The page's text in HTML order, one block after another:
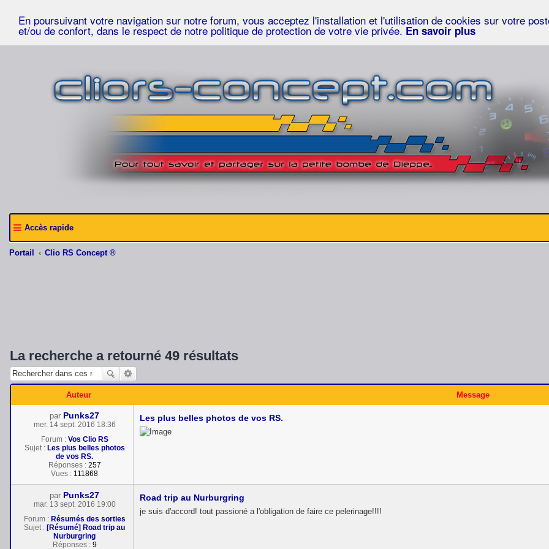
En poursuivant votre navigation sur notre forum, vous acceptez l'installation et l'utilisation de cookies sur votre
et/ou de confort, dans le respect de notre politique de protection de votre vie privée. En savoir plus
Accès rapide
Portail Clio RS Concept ®
La recherche a retourné 49 résultats
Auteur Message
par Punks27
mer. 14 sept. 2016 18:36
Forum : Vos Clio RS
Sujet : Les plus belles photos
de vos RS.
Réponses : 257
Vues : 111868
Les plus belles photos de vos RS.
par Punks27
mar. 13 sept. 2016 19:00
Forum : Résumés des sorties
Sujet : [Résumé] Road trip au
Nurburgring
Réponses : 9
Road trip au Nurburgring
je suis d'accord! tout passioné a l'obligation de faire ce pelerinage!!!!